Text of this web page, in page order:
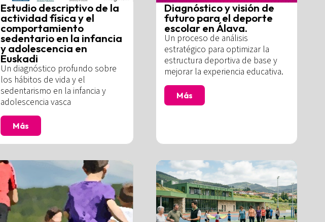
Estudio descriptivo de la
actividad física y el
comportamiento
sedentario en la infancia
y adolescencia en
Euskadi
Un diagnóstico profundo sobre
los hábitos de vida y el
sedentarismo en la infancia y
adolescencia vasca
Más
Diagnóstico y visión de
futuro para el deporte
escolar en Álava.
Un proceso de análisis
estratégico para optimizar la
estructura deportiva de base y
mejorar la experiencia educativa.
Más